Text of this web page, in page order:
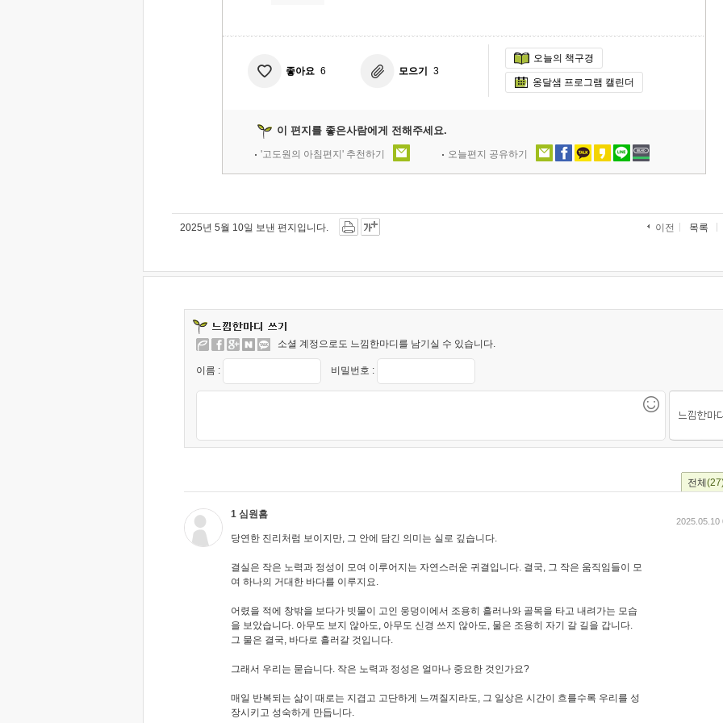
좋아요 6 모으기 3
오늘의 책구경
옹달샘 프로그램 캘린더
이 편지를 좋은사람에게 전해주세요.
'고도원의 아침편지' 추천하기 오늘편지 공유하기
2025년 5월 10일 보낸 편지입니다. 이전 목록
소셜 계정으로도 느낌한마디를 남기실 수 있습니다.
이름 : 비밀번호 :
전체
1 심원흠
당연한 진리처럼 보이지만, 그 안에 담긴 의미는 실로 깊습니다.
결실은 작은 노력과 정성이 모여 이루어지는 자연스러운 귀결입니다. 결국, 그 작은 움직임들이 모
여 하나의 거대한 바다를 이루지요.
어렸을 적에 창밖을 보다가 빗물이 고인 웅덩이에서 조용히 흘러나와 골목을 타고 내려가는 모습
을 보았습니다. 아무도 보지 않아도, 아무도 신경 쓰지 않아도, 물은 조용히 자기 갈 길을 갑니다.
그 물은 결국, 바다로 흘러갈 것입니다.
그래서 우리는 묻습니다. 작은 노력과 정성은 얼마나 중요한 것인가요?
매일 반복되는 삶이 때로는 지겹고 고단하게 느껴질지라도, 그 일상은 시간이 흐를수록 우리를 성
장시키고 성숙하게 만듭니다.
2025.05.10